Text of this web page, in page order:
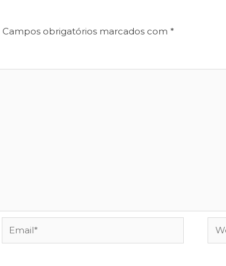
Campos obrigatórios marcados com *
Email*